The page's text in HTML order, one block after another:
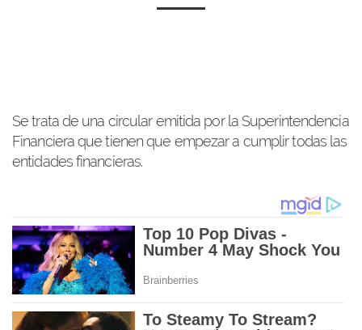
Se trata de una circular emitida por la Superintendencia
Financiera que tienen que empezar a cumplir todas las
entidades financieras.